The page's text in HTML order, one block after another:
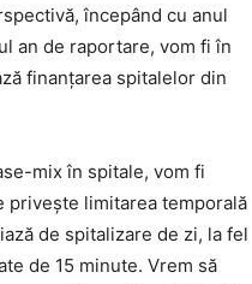
începând cu anul
an de raportare, vom fi în
finanțarea spitalelor din
mix în spitale, vom fi
privește limitarea temporală
de spitalizare de zi, la fel
de 15 minute. Vrem să